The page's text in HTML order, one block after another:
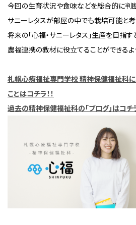
今回の生育状況や食味などを総合的に判
サニーレタスが部屋の中でも栽培可能と考
将来の「心福・サニーレタス」生産を目指す
農福連携の教材に役立てることができるよ
札幌心療福祉専門学校 精神保健福祉科
ことはコチラ！！
過去の精神保健福祉科の「ブログ」はコチラ